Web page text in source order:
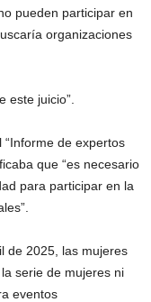
pueden participar en
organizaciones
este juicio”.
de expertos
que “es necesario
para participar en la
de 2025, las mujeres
serie de mujeres ni
eventos